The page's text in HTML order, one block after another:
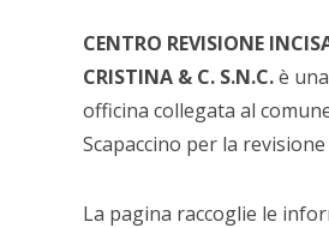
CENTRO REVISIONE
CRISTINA & C. S.N.C.è
officina collegata al
Scapaccino per la
La pagina raccoglie le